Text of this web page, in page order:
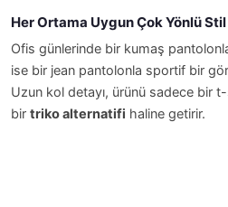
Her Ortama Uygun Çok Yönlü Stil
Ofis günlerinde bir kumaş
ise bir jean pantolonla sportif bir
Uzun kol detayı, ürünü sadece bir
bir triko alternatifi haline getirir.